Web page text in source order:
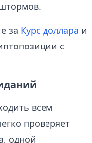
за Курс доллара и
с
всем
проверяет
одной